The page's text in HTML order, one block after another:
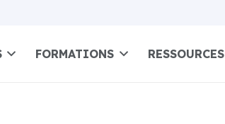
FORMATIONS RESSOURCES